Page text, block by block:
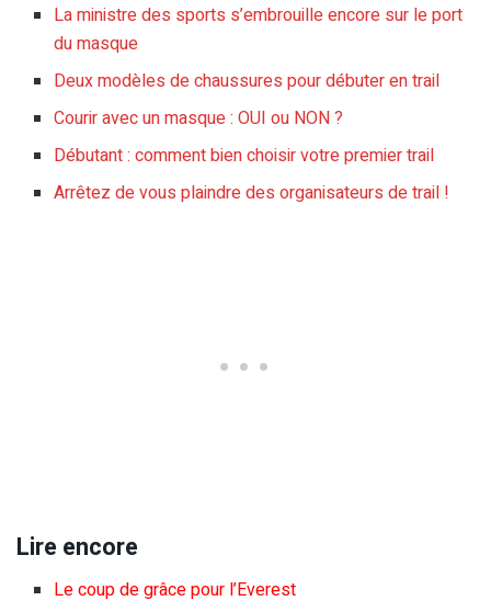
La ministre des sports s’embrouille encore sur le port
du masque
Deux modèles de chaussures pour débuter en trail
Courir avec un masque : OUI ou NON ?
Débutant : comment bien choisir votre premier trail
Arrêtez de vous plaindre des organisateurs de trail !
Lire encore
Le coup de grâce pour l’Everest